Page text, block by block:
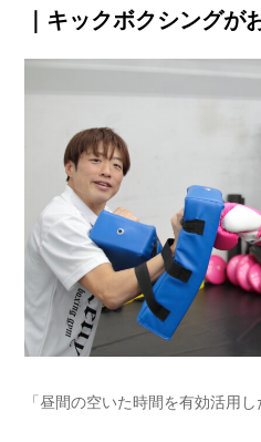
｜キックボクシングが
「昼間の空いた時間を有効活用し